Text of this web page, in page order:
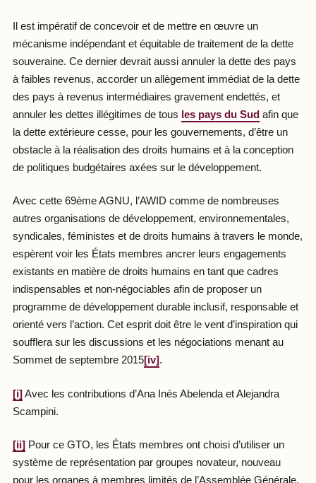
Il est impératif de concevoir et de mettre en œuvre un
mécanisme indépendant et équitable de traitement de la dette
souveraine. Ce dernier devrait aussi annuler la dette des pays
à faibles revenus, accorder un allègement immédiat de la dette
des pays à revenus intermédiaires gravement endettés, et
annuler les dettes illégitimes de tous les pays du Sud afin que
la dette extérieure cesse, pour les gouvernements, d’être un
obstacle à la réalisation des droits humains et à la conception
de politiques budgétaires axées sur le développement.
Avec cette 69ème AGNU, l’AWID comme de nombreuses
autres organisations de développement, environnementales,
syndicales, féministes et de droits humains à travers le monde,
espèrent voir les États membres ancrer leurs engagements
existants en matière de droits humains en tant que cadres
indispensables et non-négociables afin de proposer un
programme de développement durable inclusif, responsable et
orienté vers l’action. Cet esprit doit être le vent d’inspiration qui
soufflera sur les discussions et les négociations menant au
Sommet de septembre 2015[iv].
[i] Avec les contributions d’Ana Inés Abelenda et Alejandra
Scampini.
[ii] Pour ce GTO, les États membres ont choisi d’utiliser un
système de représentation par groupes novateur, nouveau
pour les organes à membres limités de l’Assemblée Générale.